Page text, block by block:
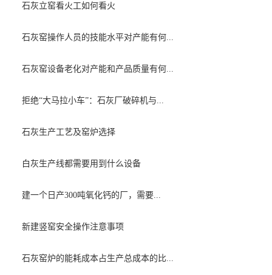
石灰立窑看火工如何看火
石灰窑操作人员的技能水平对产能有何...
石灰窑设备老化对产能和产品质量有何...
拒绝“大马拉小车”：石灰厂破碎机与...
石灰生产工艺及窑炉选择
白灰生产线都需要用到什么设备
建一个日产300吨氧化钙的厂，需要...
新建竖窑安全操作注意事项
石灰窑炉的能耗成本占生产总成本的比...